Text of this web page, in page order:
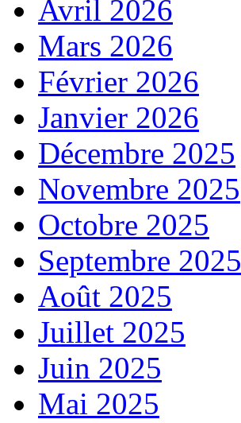
Avril 2026
Mars 2026
Février 2026
Janvier 2026
Décembre 2025
Novembre 2025
Octobre 2025
Septembre 2025
Août 2025
Juillet 2025
Juin 2025
Mai 2025